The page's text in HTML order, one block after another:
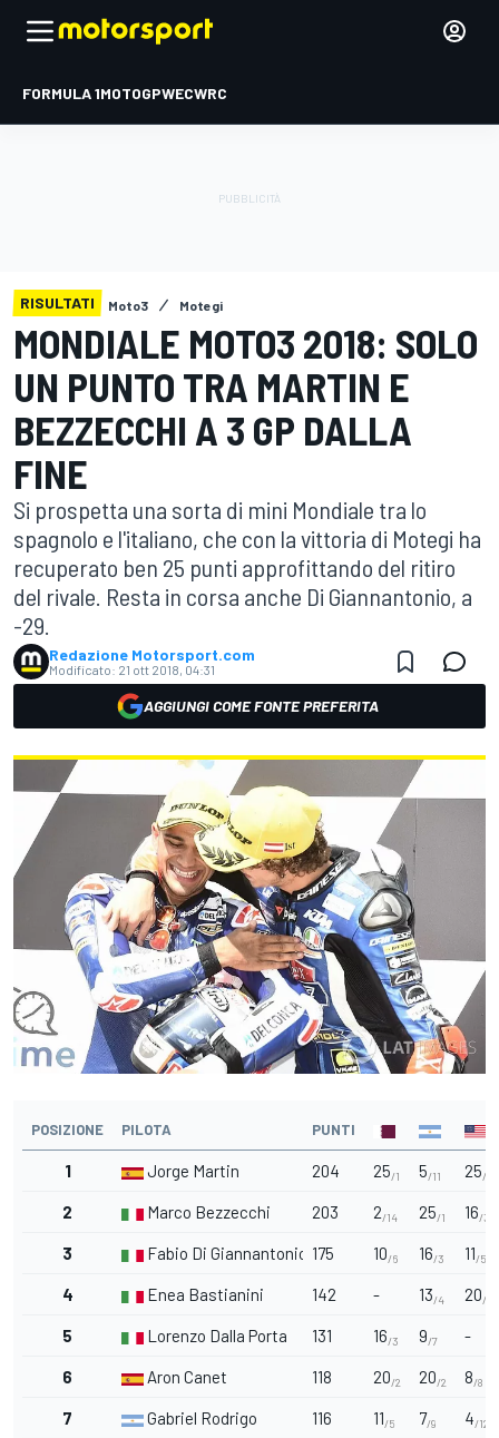
FORMULA 1MOTOGPWECWRC
RISULTATI Moto3 Motegi
MONDIALE MOTO3 2018: SOLO
UN PUNTO TRA MARTIN E
BEZZECCHI A 3 GP DALLA
FINE
Si prospetta una sorta di mini Mondiale tra lo
spagnolo e l'italiano, che con la vittoria di Motegi ha
recuperato ben 25 punti approfittando del ritiro
del rivale. Resta in corsa anche Di Giannantonio, a
-29.
Redazione Motorsport.com
Modificato: 21 ott 2018, 04:31
AGGIUNGI COME FONTE PREFERITA
POSIZIONE PILOTA PUNTI
1 Jorge Martin 204 25/1 5/11 25/1
2 Marco Bezzecchi 203 2/14 25/1 16/3
3 Fabio Di Giannantonio 175 10/6 16/3 11/5
4 Enea Bastianini 142 - 13/4 20/2
5 Lorenzo Dalla Porta 131 16/3 9/7 -
6 Aron Canet 118 20/2 20/2 8/8
7 Gabriel Rodrigo 116 11/5 7/9 4/12